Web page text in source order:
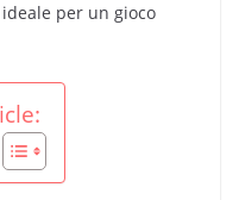
per un gioco